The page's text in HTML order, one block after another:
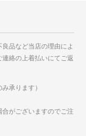
品など当店の理由によ
絡の上着払いにてご返
承ります）
がございますのでご注